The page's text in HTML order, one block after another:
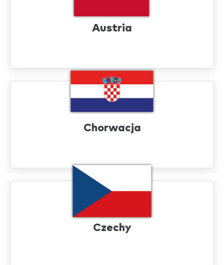
Austria
Chorwacja
Czechy